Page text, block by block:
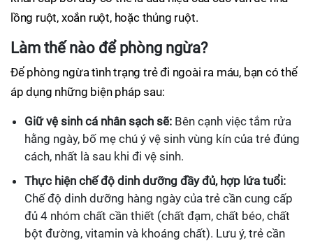
lồng ruột, xoắn ruột, hoặc thủng ruột.
Làm thế nào để phòng ngừa?
Để phòng ngừa tình trạng trẻ đi ngoài ra máu, bạn có thể
áp dụng những biện pháp sau:
Giữ vệ sinh cá nhân sạch sẽ: Bên cạnh việc tắm rửa
hằng ngày, bố mẹ chú ý vệ sinh vùng kín của trẻ đúng
cách, nhất là sau khi đi vệ sinh.
Thực hiện chế độ dinh dưỡng đầy đủ, hợp lứa tuổi:
Chế độ dinh dưỡng hàng ngày của trẻ cần cung cấp
đủ 4 nhóm chất cần thiết (chất đạm, chất béo, chất
bột đường, vitamin và khoáng chất). Lưu ý, trẻ cần